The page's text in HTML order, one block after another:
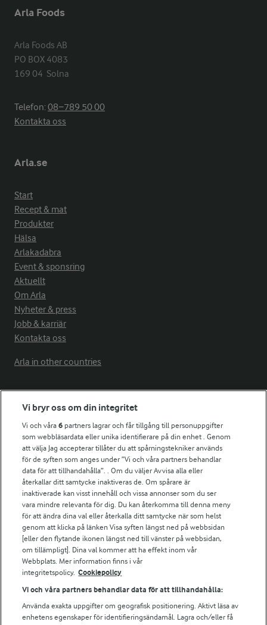
Arla Foods
Arla Foods AB
PO BOX 4083
169 04  Solna
Telefon:08−789 50 00
Kontakta oss
Arla.se
Start
Recept & mat
Produkter
Hälsa
Arlakadabra
Event & sponsring
Aktuellt
Om Arla
Nyheter & press
Jobb & karriär
Kontakta oss
Arla in other countries
Fler Arlasajter
För ägare
Arlas kundportal
Arla.com
Falbygdens Ost
Arla webbshop
Bildbank
Följ oss
Vi bryr oss om din integritet
Vi och våra6 partners lagrar och får tillgång till personuppgifter
som webbläsardata eller unika identifierare på din enhet . Genom
att välja Jag accepterar tillåter du att spårningstekniker används
för de syften som anges under ”Vi och våra partners behandlar
data för att tillhandahålla”. . Om du väljer Avvisa alla eller
återkallar ditt samtycke inaktiveras de. Om spårare är
inaktiverade kan visst innehåll och vissa annonser som du ser
vara mindre relevanta för dig. Du kan återkomma till denna meny
för att ändra dina val eller återkalla ditt samtycke när som helst
genom att klicka på länken Visa syften längst ned på webbsidan
[eller den flytande ikonen längst ned till vänster på webbsidan,
om tillämpligt]. Dina val kommer att ha effekt inom vår
Webbplats. Mer information finns i vår
integritetspolicy. Cookiepolicy
Vi och våra partners behandlar data för att tillhandahålla:
Använda exakta uppgifter om geografisk positionering. Aktivt läsa av
enhetens egenskaper för identifieringsändamål. Lagra och/eller få